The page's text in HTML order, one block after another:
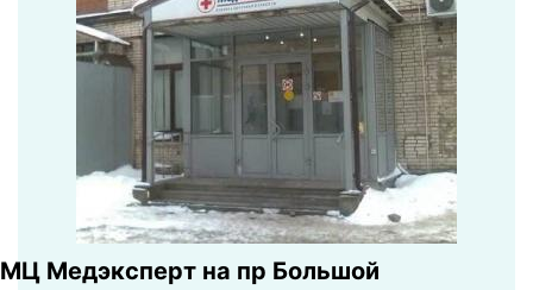
МЦ Медэксперт на пр Большой